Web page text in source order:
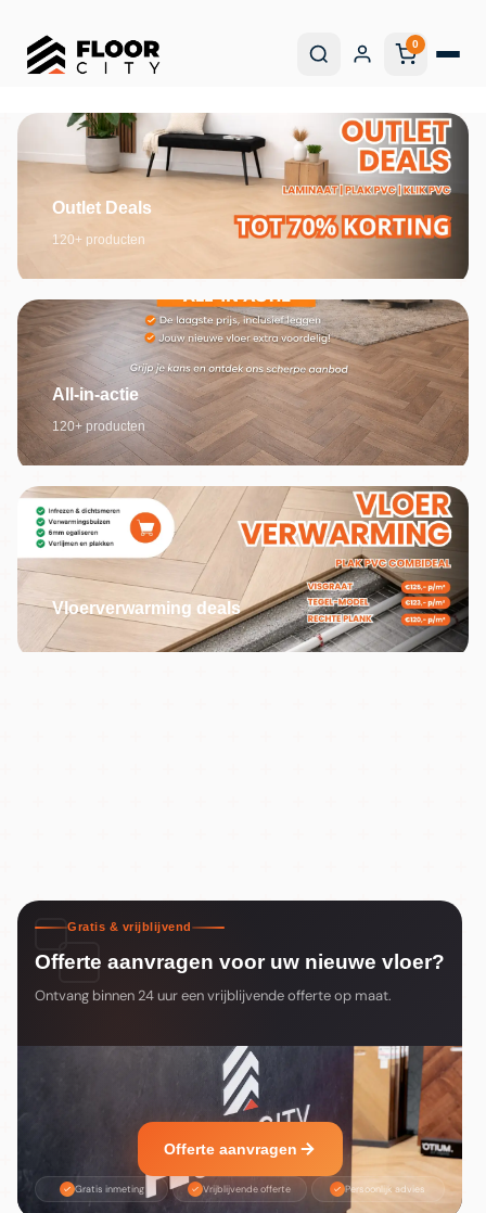
0
Outlet Deals
120+ producten
All-in-actie
120+ producten
Vloerverwarming deals
Gratis & vrijblijvend
Offerte aanvragen voor uw nieuwe vloer?
Ontvang binnen 24 uur een vrijblijvende offerte op maat.
Offerte aanvragen
Gratis inmeting Vrijblijvende offerte Persoonlijk advies